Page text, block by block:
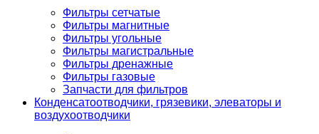
Фильтры сетчатые
Фильтры магнитные
Фильтры угольные
Фильтры магистральные
Фильтры дренажные
Фильтры газовые
Запчасти для фильтров
Конденсатоотводчики, грязевики, элеваторы и
воздухоотводчики